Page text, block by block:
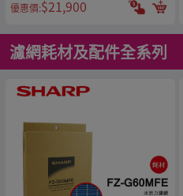
優惠價:$21,900
濾網耗材及配件全系列